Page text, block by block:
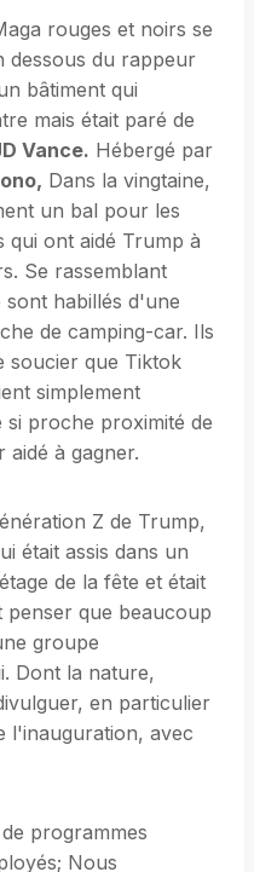
rouges et noirs se
dessous du rappeur
bâtiment qui
mais était paré de
Vance. Hébergé par
Dans la vingtaine,
un bal pour les
ont aidé Trump à
Se rassemblant
habillés d'une
de camping-car. Ils
soucier que Tiktok
simplement
proche proximité de
à gagner.
Z de Trump,
était assis dans un
de la fête et était
penser que beaucoup
groupe
Dont la nature,
en particulier
l'inauguration, avec
programmes
Nous